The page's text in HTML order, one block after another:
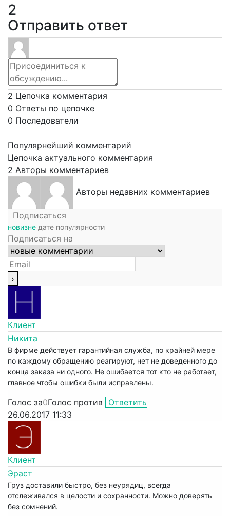
2
Отправить ответ
2 Цепочка комментария
0 Ответы по цепочке
0 Последователи
Популярнейший комментарий
Цепочка актуального комментария
2 Авторы комментариев
Авторы недавних комментариев
Подписаться
новизне дате популярности
Подписаться на
Клиент
Никита
В фирме действует гарантийная служба, по крайней мере
по каждому обращению реагируют, нет не доведенного до
конца заказа ни одного. Не ошибается тот кто не работает,
главное чтобы ошибки были исправлены.
Голос за0Голос против Ответить
26.06.2017 11:33
Клиент
Эраст
Груз доставили быстро, без неурядиц, всегда
отслеживался в целости и сохранности. Можно доверять
без сомнений.